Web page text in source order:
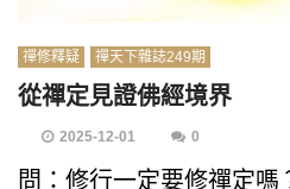
禪修釋疑 禪天下雜誌249期
從禪定見證佛經境界
2025-12-01 0
問：修行一定要修禪定嗎